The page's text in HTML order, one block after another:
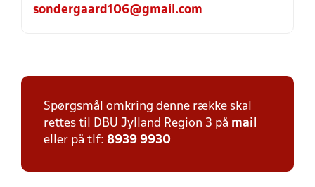
sondergaard106@gmail.com
Spørgsmål omkring denne række skal
rettes til DBU Jylland Region 3 på mail
eller på tlf: 8939 9930